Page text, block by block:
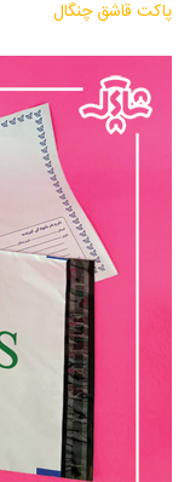
پاکت قاشق چنگال